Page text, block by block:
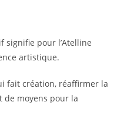
signifie pour l’Atelline
artistique.
fait création, réaffirmer la
de moyens pour la